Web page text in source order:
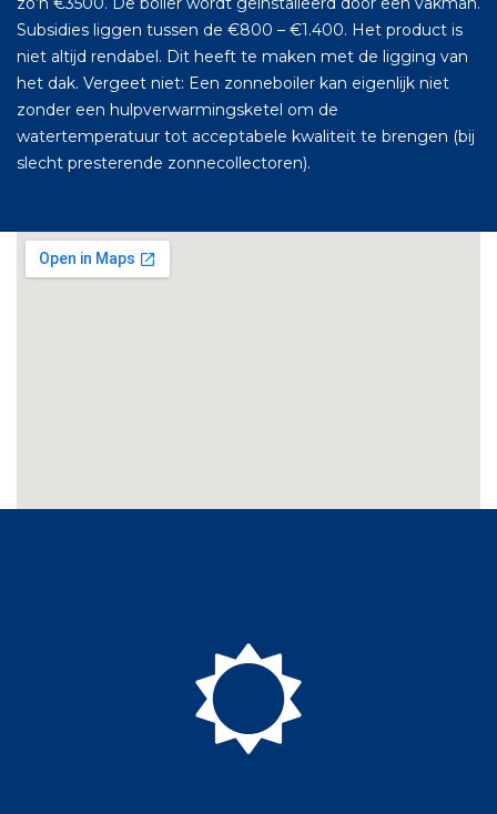
Subsidies liggen tussen de €800 – €1.400. Het product is
niet altijd rendabel. Dit heeft te maken met de ligging van
het dak. Vergeet niet: Een zonneboiler kan eigenlijk niet
zonder een hulpverwarmingsketel om de
watertemperatuur tot acceptabele kwaliteit te brengen (bij
slecht presterende zonnecollectoren).